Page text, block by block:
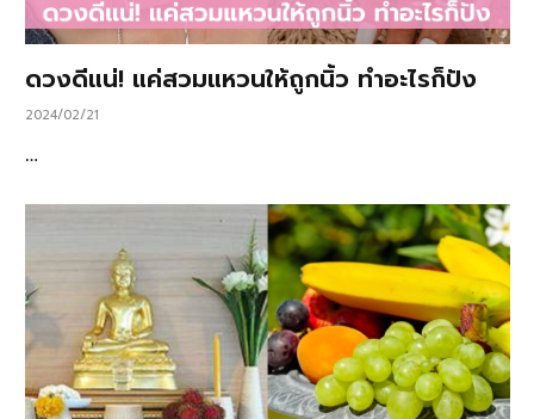
ดวงดีแน่! แค่สวมแหวนให้ถูกนิ้ว ทำอะไรก็ปัง
2024/02/21
…